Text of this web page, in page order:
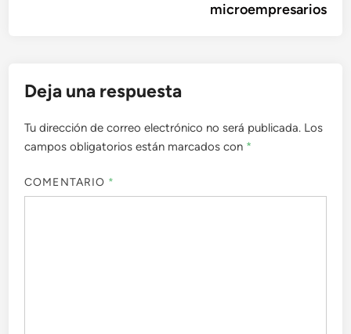
microempresarios
Deja una respuesta
Tu dirección de correo electrónico no será publicada. Los
campos obligatorios están marcados con *
COMENTARIO *